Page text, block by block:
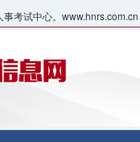
考试中心。www.hnrs.com.cn